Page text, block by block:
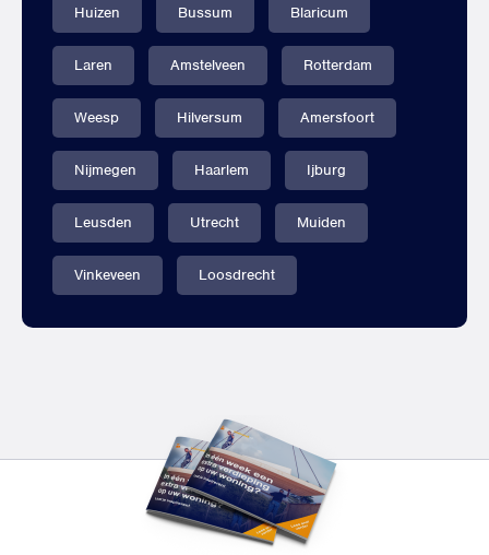
Huizen Bussum Blaricum
Laren Amstelveen Rotterdam
Weesp Hilversum Amersfoort
Nijmegen Haarlem Ijburg
Leusden Utrecht Muiden
Vinkeveen Loosdrecht